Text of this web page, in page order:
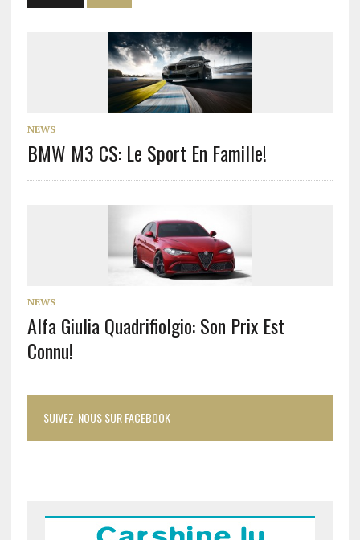
NEWS
BMW M3 CS: Le Sport En Famille!
NEWS
Alfa Giulia Quadrifiolgio: Son Prix Est
Connu!
SUIVEZ-NOUS SUR FACEBOOK